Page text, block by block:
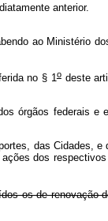
ao Ministério
no § 1odeste
órgãos federais e
das Cidades, e
dos
os de